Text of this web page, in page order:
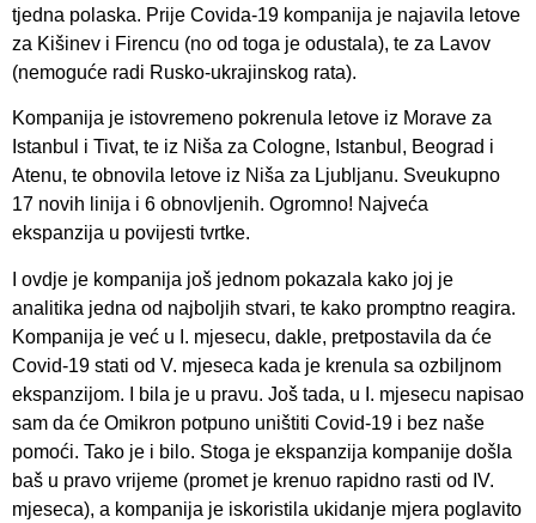
tjedna polaska. Prije Covida-19 kompanija je najavila letove
za Kišinev i Firencu (no od toga je odustala), te za Lavov
(nemoguće radi Rusko-ukrajinskog rata).
Kompanija je istovremeno pokrenula letove iz Morave za
Istanbul i Tivat, te iz Niša za Cologne, Istanbul, Beograd i
Atenu, te obnovila letove iz Niša za Ljubljanu. Sveukupno
17 novih linija i 6 obnovljenih. Ogromno! Najveća
ekspanzija u povijesti tvrtke.
I ovdje je kompanija još jednom pokazala kako joj je
analitika jedna od najboljih stvari, te kako promptno reagira.
Kompanija je već u I. mjesecu, dakle, pretpostavila da će
Covid-19 stati od V. mjeseca kada je krenula sa ozbiljnom
ekspanzijom. I bila je u pravu. Još tada, u I. mjesecu napisao
sam da će Omikron potpuno uništiti Covid-19 i bez naše
pomoći. Tako je i bilo. Stoga je ekspanzija kompanije došla
baš u pravo vrijeme (promet je krenuo rapidno rasti od IV.
mjeseca), a kompanija je iskoristila ukidanje mjera poglavito